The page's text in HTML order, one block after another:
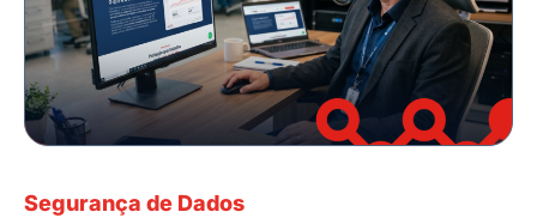
Segurança de Dados